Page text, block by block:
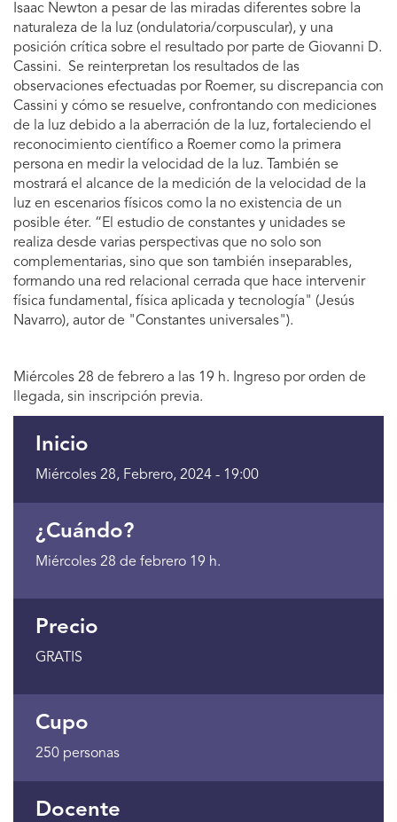
Isaac Newton a pesar de las miradas diferentes sobre la
naturaleza de la luz (ondulatoria/corpuscular), y una
posición crítica sobre el resultado por parte de Giovanni D.
Cassini. Se reinterpretan los resultados de las
observaciones efectuadas por Roemer, su discrepancia con
Cassini y cómo se resuelve, confrontando con mediciones
de la luz debido a la aberración de la luz, fortaleciendo el
reconocimiento científico a Roemer como la primera
persona en medir la velocidad de la luz. También se
mostrará el alcance de la medición de la velocidad de la
luz en escenarios físicos como la no existencia de un
posible éter. “El estudio de constantes y unidades se
realiza desde varias perspectivas que no solo son
complementarias, sino que son también inseparables,
formando una red relacional cerrada que hace intervenir
física fundamental, física aplicada y tecnología" (Jesús
Navarro), autor de "Constantes universales").
Miércoles 28 de febrero a las 19 h. Ingreso por orden de
llegada, sin inscripción previa.
Inicio
Miércoles 28, Febrero, 2024 - 19:00
¿Cuándo?
Miércoles 28 de febrero 19 h.
Precio
GRATIS
Cupo
250 personas
Docente